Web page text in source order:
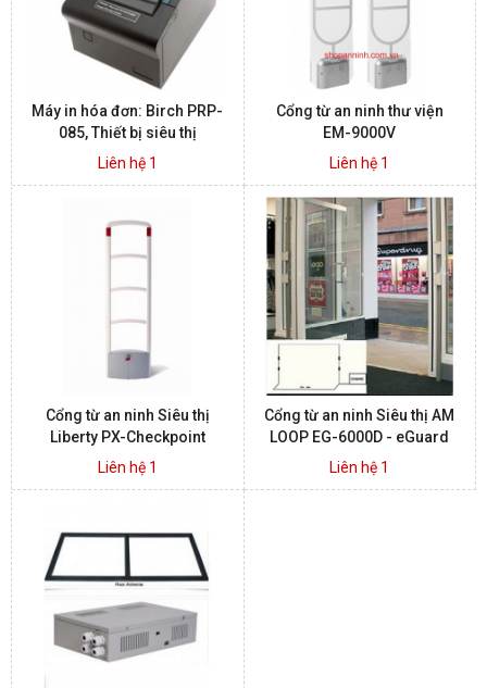
Máy in hóa đơn: Birch PRP-
085, Thiết bị siêu thị
Liên hệ 1
Cổng từ an ninh thư viện
EM-9000V
Liên hệ 1
Cổng từ an ninh Siêu thị
Liberty PX-Checkpoint
Liên hệ 1
Cổng từ an ninh Siêu thị AM
LOOP EG-6000D - eGuard
Liên hệ 1